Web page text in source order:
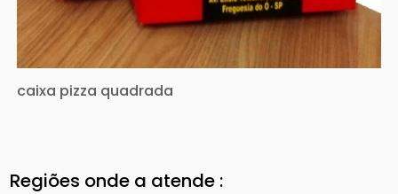
caixa pizza quadrada
Regiões onde a atende :